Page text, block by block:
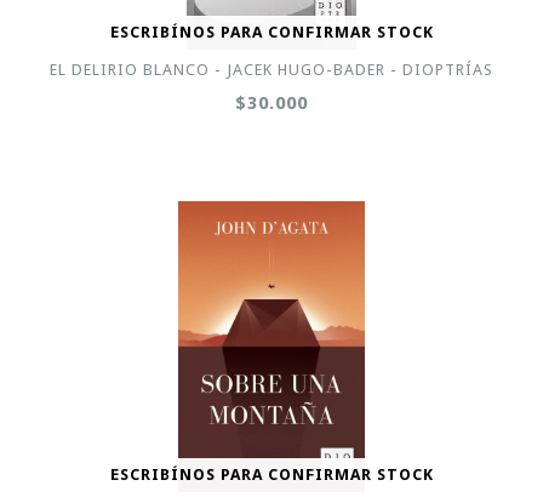
ESCRIBÍNOS PARA CONFIRMAR STOCK
EL DELIRIO BLANCO - JACEK HUGO-BADER - DIOPTRÍAS
$30.000
ESCRIBÍNOS PARA CONFIRMAR STOCK